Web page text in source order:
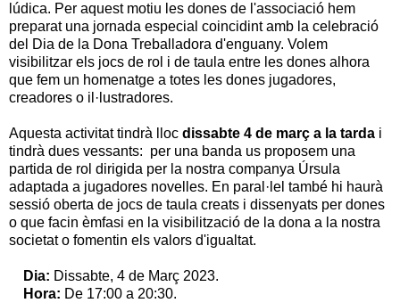
lúdica. Per aquest motiu les dones de l'associació hem
preparat una jornada especial coincidint amb la celebració
del Dia de la Dona Treballadora d'enguany. Volem
visibilitzar els jocs de rol i de taula entre les dones alhora
que fem un homenatge a totes les dones jugadores,
creadores o il·lustradores.
Aquesta activitat tindrà lloc dissabte 4 de març a la tarda i
tindrà dues vessants: per una banda us proposem una
partida de rol dirigida per la nostra companya Úrsula
adaptada a jugadores novelles. En paral·lel també hi haurà
sessió oberta de jocs de taula creats i dissenyats per dones
o que facin èmfasi en la visibilització de la dona a la nostra
societat o fomentin els valors d'igualtat.
Dia: Dissabte, 4 de Març 2023.
Hora: De 17:00 a 20:30.